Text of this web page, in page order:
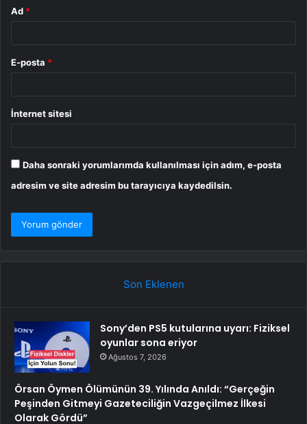
Ad *
E-posta *
İnternet sitesi
Daha sonraki yorumlarımda kullanılması için adım, e-posta
adresim ve site adresim bu tarayıcıya kaydedilsin.
Son Eklenen
Sony’den PS5 kutularına uyarı: Fiziksel
oyunlar sona eriyor
Ağustos 7, 2026
Örsan Öymen Ölümünün 39. Yılında Anıldı: “Gerçeğin
Peşinden Gitmeyi Gazeteciliğin Vazgeçilmez İlkesi
Olarak Gördü”